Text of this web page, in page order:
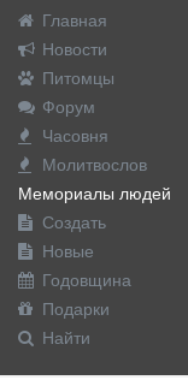
Главная
Новости
Питомцы
Форум
Часовня
Молитвослов
Мемориалы людей
Создать
Новые
Годовщина
Подарки
Найти